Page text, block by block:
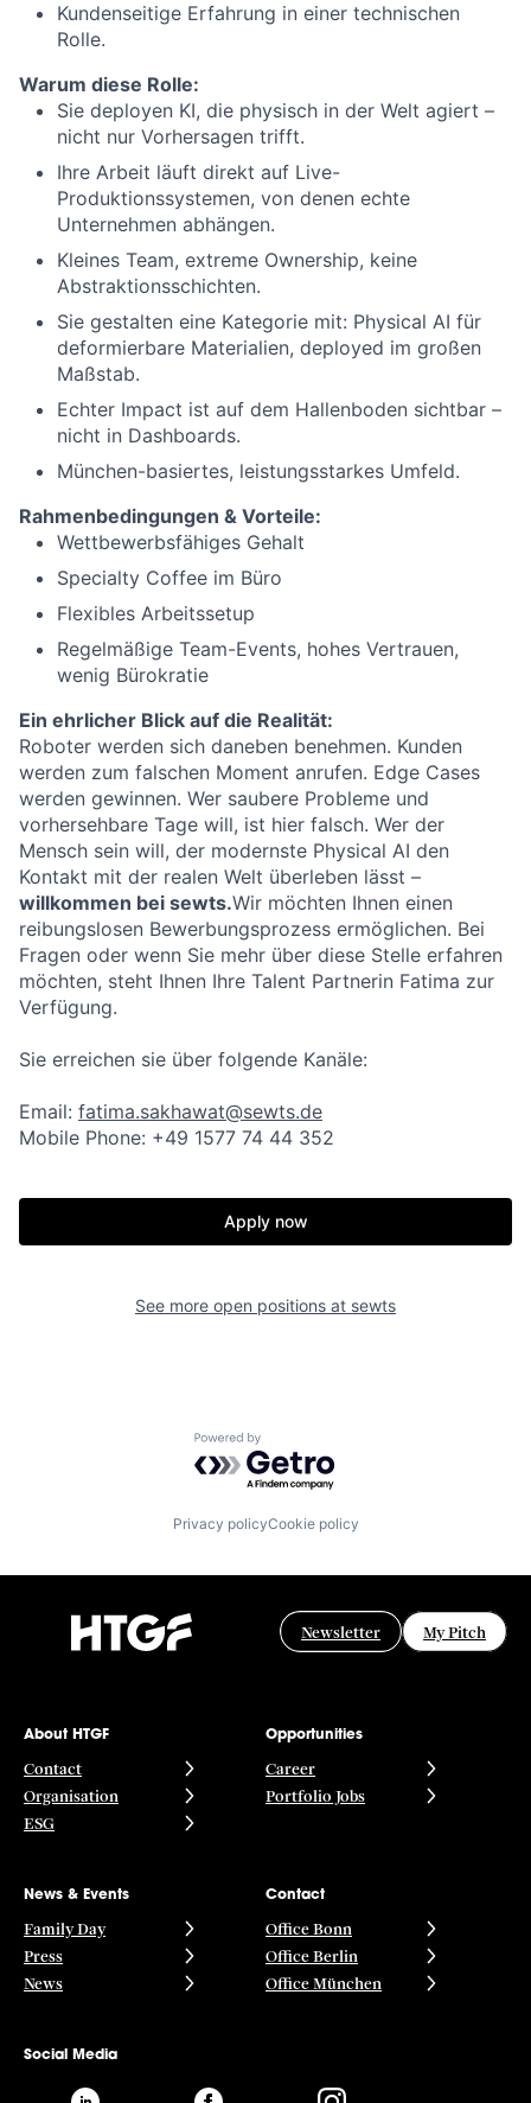
Kundenseitige Erfahrung in einer technischen
Rolle.
Warum diese Rolle:
Sie deployen KI, die physisch in der Welt agiert –
nicht nur Vorhersagen trifft.
Ihre Arbeit läuft direkt auf Live-
Produktionssystemen, von denen echte
Unternehmen abhängen.
Kleines Team, extreme Ownership, keine
Abstraktionsschichten.
Sie gestalten eine Kategorie mit: Physical AI für
deformierbare Materialien, deployed im großen
Maßstab.
Echter Impact ist auf dem Hallenboden sichtbar –
nicht in Dashboards.
München-basiertes, leistungsstarkes Umfeld.
Rahmenbedingungen & Vorteile:
Wettbewerbsfähiges Gehalt
Specialty Coffee im Büro
Flexibles Arbeitssetup
Regelmäßige Team-Events, hohes Vertrauen,
wenig Bürokratie
Ein ehrlicher Blick auf die Realität:
Roboter werden sich daneben benehmen. Kunden
werden zum falschen Moment anrufen. Edge Cases
werden gewinnen. Wer saubere Probleme und
vorhersehbare Tage will, ist hier falsch. Wer der
Mensch sein will, der modernste Physical AI den
Kontakt mit der realen Welt überleben lässt –
willkommen bei sewts.Wir möchten Ihnen einen
reibungslosen Bewerbungsprozess ermöglichen. Bei
Fragen oder wenn Sie mehr über diese Stelle erfahren
möchten, steht Ihnen Ihre Talent Partnerin Fatima zur
Verfügung.
Sie erreichen sie über folgende Kanäle:
Email: fatima.sakhawat@sewts.de
Mobile Phone: +49 1577 74 44 352
Apply now
See more open positions at sewts
Powered by Getro.com
Privacy policyCookie policy
Newsletter My Pitch
About HTGF
Contact
Organisation
ESG
Opportunities
Career
Portfolio Jobs
News & Events
Family Day
Press
News
Contact
Office Bonn
Office Berlin
Office München
Social Media